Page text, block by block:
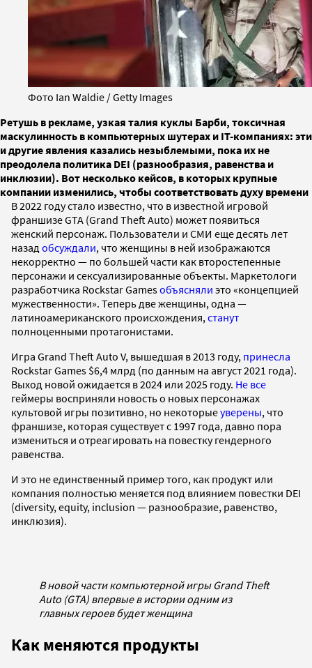
Фото Ian Waldie / Getty Images
Ретушь в рекламе, узкая талия куклы Барби, токсичная
маскулинность в компьютерных шутерах и IT-компаниях: эти
и другие явления казались незыблемыми, пока их не
преодолела политика DEI (разнообразия, равенства и
инклюзии). Вот несколько кейсов, в которых крупные
компании изменились, чтобы соответствовать духу времени
В 2022 году стало известно, что в известной игровой
франшизе GTA (Grand Theft Auto) может появиться
женский персонаж. Пользователи и СМИ еще десять лет
назад обсуждали, что женщины в ней изображаются
некорректно — по большей части как второстепенные
персонажи и сексуализированные объекты. Маркетологи
разработчика Rockstar Gamesобъясняли это «концепцией
мужественности». Теперь две женщины, одна —
латиноамериканского происхождения, станут
полноценными протагонистами.
Игра Grand Theft Auto V, вышедшая в 2013 году, принесла
Rockstar Games $6,4 млрд (по данным на август 2021 года).
Выход новой ожидается в 2024 или 2025 году. Не все
геймеры восприняли новость о новых персонажах
культовой игры позитивно, но некоторыеуверены, что
франшизе, которая существует с 1997 года, давно пора
измениться и отреагировать на повестку гендерного
равенства.
И это не единственный пример того, как продукт или
компания полностью меняется под влиянием повестки DEI
(diversity, equity, inclusion — разнообразие, равенство,
инклюзия).
В новой части компьютерной игры Grand Theft
Auto (GTA) впервые в истории одним из
главных героев будет женщина
Как меняются продукты